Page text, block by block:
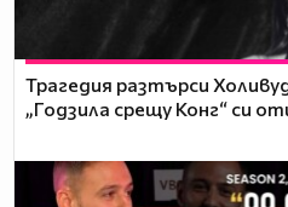
Трагедия разтърси
„Годзила срещу Конг“ си